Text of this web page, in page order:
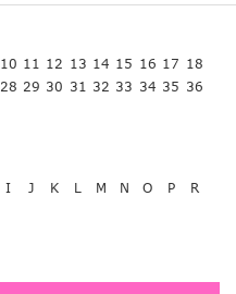
10 11 12 13 14 15 16 17 18
28 29 30 31 32 33 34 35 36
I J K L M N O P
R